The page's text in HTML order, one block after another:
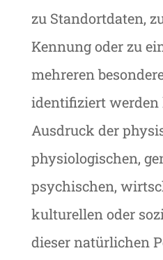
zu Standortdaten,
Kennung oder zu
mehreren
identifiziert werden
Ausdruck der
physiologischen,
psychischen,
kulturellen oder
dieser natürlichen